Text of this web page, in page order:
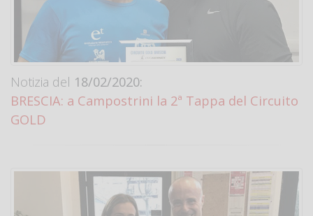
Notizia del 18/02/2020:
BRESCIA: a Campostrini la 2ª Tappa del Circuito
GOLD